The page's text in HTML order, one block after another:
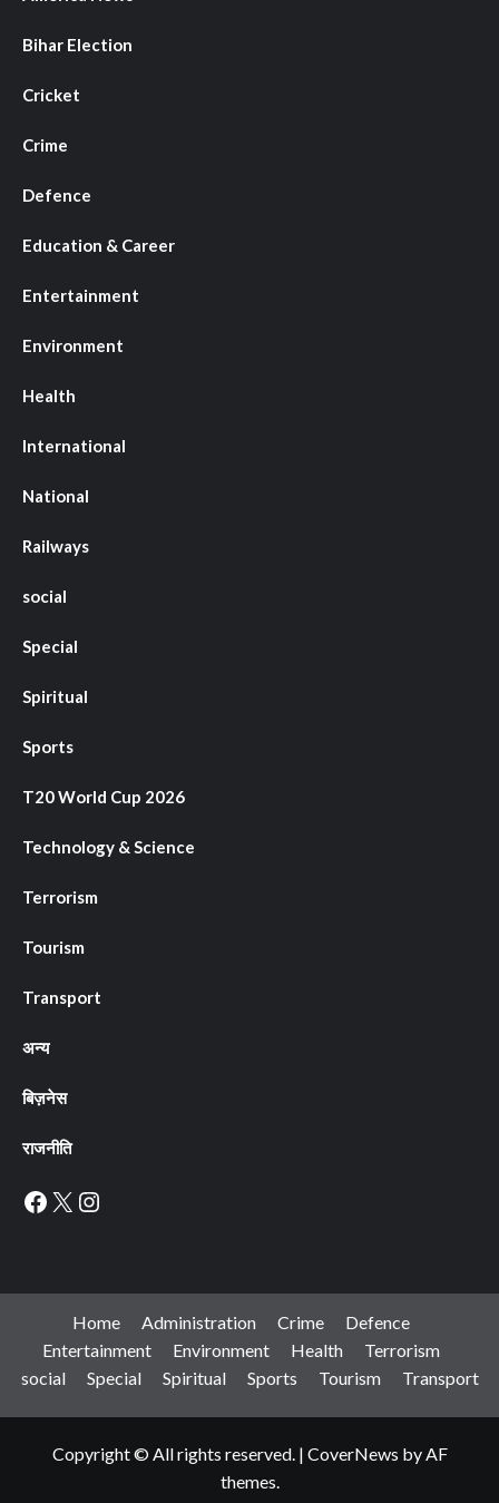
Bihar Election
Cricket
Crime
Defence
Education & Career
Entertainment
Environment
Health
International
National
Railways
social
Special
Spiritual
Sports
T20 World Cup 2026
Technology & Science
Terrorism
Tourism
Transport
अन्य
बिज़नेस
राजनीति
Facebook
X Instagram
Home Administration Crime
Defence
Entertainment
Environment Health
Terrorism
social
Special Spiritual Sports Tourism Transport
Copyright © All rights reserved. | CoverNews by AF
themes.